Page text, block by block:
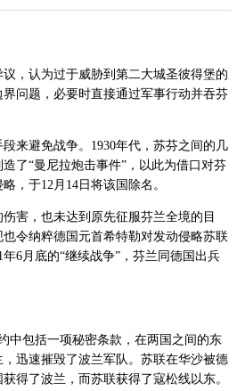
，认为过于威胁到第二大城圣彼得堡的
问题，必要时直接通过军事行动并吞芬
来避免战争。1930年代，苏芬之间的几
了“曼尼拉炮击事件”，以此为借口对芬
，于12月14日将该国除名。
害，也未达到原先征服芬兰全境的目
令纳粹德国 元首希特勒对发动侵略苏联
6月底的“继续战争”，芬兰同德国出兵
中包括一项秘密条款，在两国之间的东
迅速摧毁了波兰军队。苏联在华沙被德
得了波兰，而苏联获得了寇松线以东。